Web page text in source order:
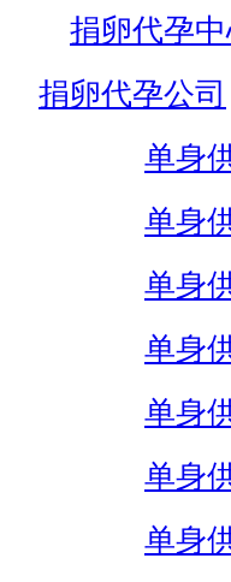
捐卵代孕
捐卵代孕公司
单身
单身
单身
单身
单身
单身
单身